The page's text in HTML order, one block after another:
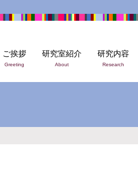
ご挨拶
Greeting
研究室紹介
About
研究内容
Research